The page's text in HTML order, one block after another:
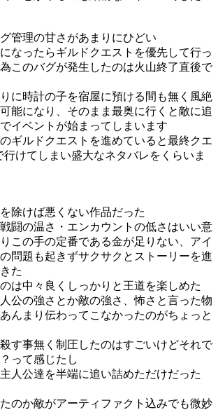
管理の甘さがあまりにひどい
なったらギルドクエストを優先して行っ
このバグが発生したのは火山終了直後で
に時計の子を宿屋に預ける間も無く風絶
能になり、そのまま最奥に行くと敵に追
イベントが始まってしまいます
ギルドクエストを進めていると最終クエ
けてしまい盛大なネタバレをくらいま
除けば悪くない作品だった
闘の温さ・エンカウントの低さはいい意
この手の定番である金が足りない、アイ
問題も起きずサクサクとストーリーを進
た
は中々良くしっかりと王道を楽しめた
公の強さとか敵の強さ、怖さと言った物
んまり伝わってこなかったのがちょっと
す事無く制圧したのはすごいけどそれで
って感じたし
人公達を半端に追い詰めただけだった
のか敵がアーティファクト込みでも微妙